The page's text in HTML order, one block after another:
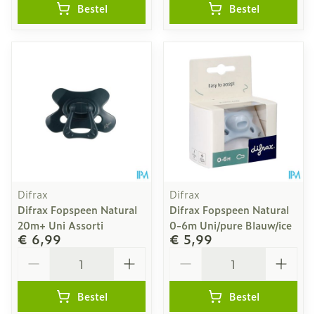
Bestel Bestel
Difrax
Difrax Fopspeen Natural
20m+ Uni Assorti
€ 6,99
Bestel
Difrax
Difrax Fopspeen Natural
0-6m Uni/pure Blauw/ice
€ 5,99
Bestel